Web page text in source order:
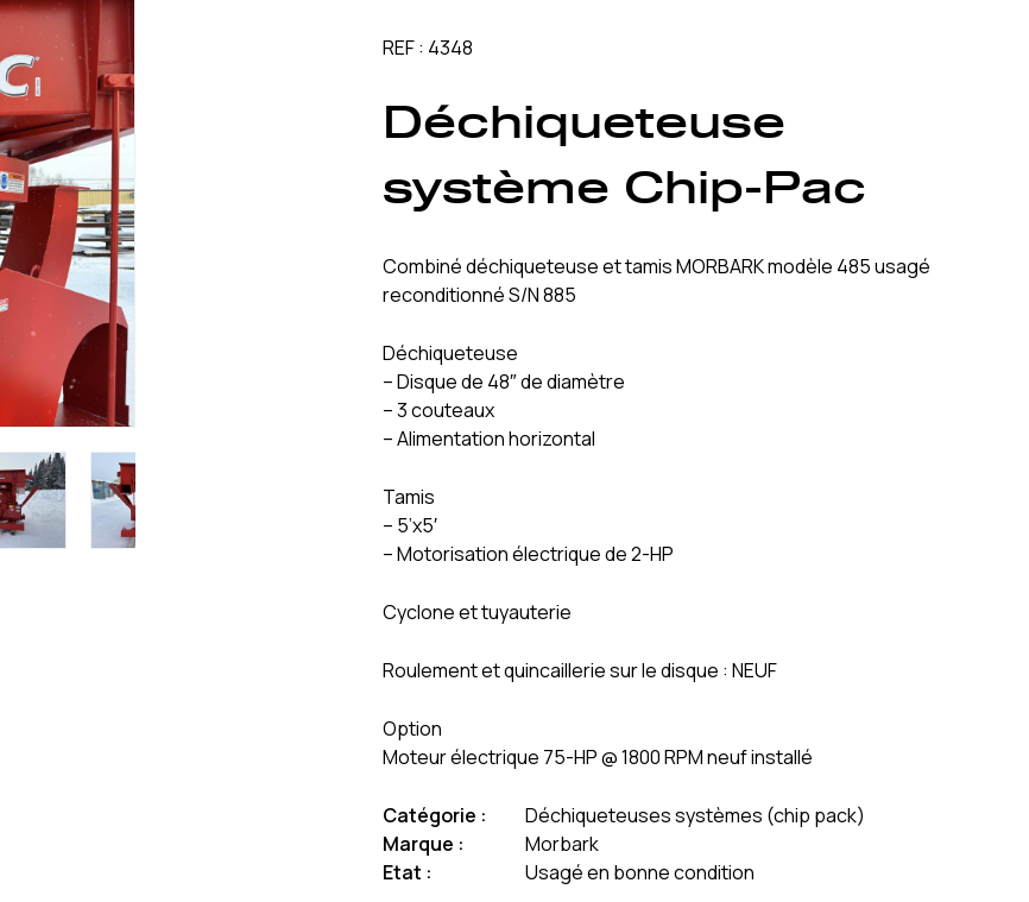
REF : 4348
Déchiqueteuse
système Chip-Pac
Combiné déchiqueteuse et tamis MORBARK modèle 485 usagé
reconditionné S/N 885
Déchiqueteuse
– Disque de 48″ de diamètre
– 3 couteaux
– Alimentation horizontal
Tamis
– 5’x5′
– Motorisation électrique de 2-HP
Cyclone et tuyauterie
Roulement et quincaillerie sur le disque : NEUF
Option
Moteur électrique 75-HP @ 1800 RPM neuf installé
Catégorie :
Déchiqueteuses systèmes (chip pack)
Marque :
Morbark
Etat :
Usagé en bonne condition